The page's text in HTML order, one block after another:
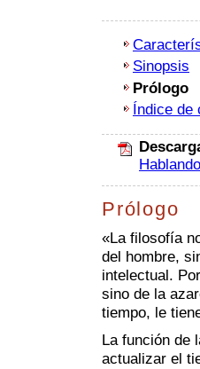
Sinopsis
Prólogo
Índice de
Prólogo
«La filosofía
del hombre,
intelectual.
sino de la
tiempo, le
La función de
actualizar el